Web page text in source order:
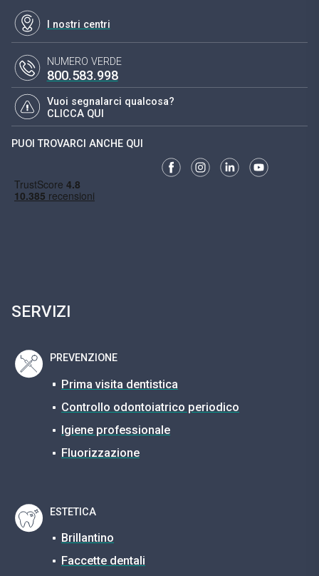
I nostri centri
NUMERO VERDE
800.583.998
Vuoi segnalarci qualcosa?
CLICCA QUI
PUOI TROVARCI ANCHE QUI
SERVIZI
PREVENZIONE
Prima visita dentistica
Controllo odontoiatrico periodico
Igiene professionale
Fluorizzazione
ESTETICA
Brillantino
Faccette dentali